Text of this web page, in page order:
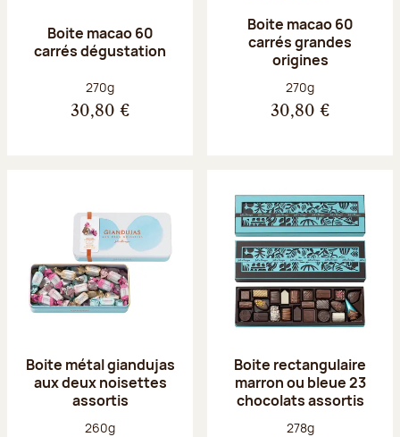
Boite macao 60
carrés dégustation
Poids net :
270g
30,80 €
Boite macao 60
carrés grandes
origines
Poids net :
270g
30,80 €
Boite métal giandujas
aux deux noisettes
assortis
Poids net :
260g
Boite rectangulaire
marron ou bleue 23
chocolats assortis
Poids net :
278g